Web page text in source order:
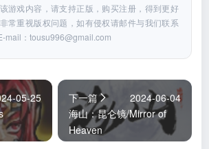
游戏内容，请支持正版，购买注册，得到更好
常重视版权问题，如有侵权请邮件与我们联系
mail：tousu996@gmail.com
05-25
下一篇
2024-06-04
海山：昆仑镜/Mirror of
Heaven